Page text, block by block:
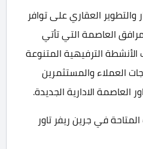
العقاري على توافر
العاصمة التي تأتي
الأنشطة الترفيهية المتنوعة
العملاء والمستثمرين
العاصمة الادارية الجديدة.
في جرين ريفر تاور